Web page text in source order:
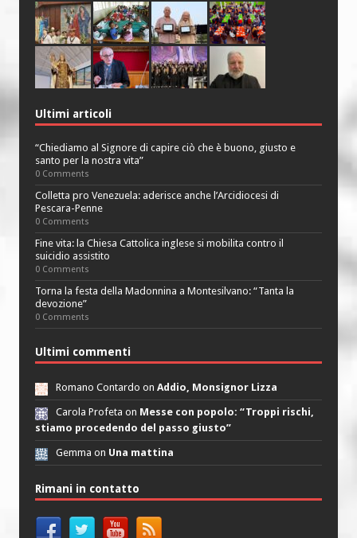
Ultimi articoli
“Chiediamo al Signore di capire ciò che è buono, giusto e
santo per la nostra vita”
0 Comments
Colletta pro Venezuela: aderisce anche l’Arcidiocesi di
Pescara-Penne
0 Comments
Fine vita: la Chiesa Cattolica inglese si mobilita contro il
suicidio assistito
0 Comments
Torna la festa della Madonnina a Montesilvano: “Tanta la
devozione”
0 Comments
Ultimi commenti
Romano Contardo on Addio, Monsignor Lizza
Carola Profeta on Messe con popolo: “Troppi rischi,
stiamo procedendo del passo giusto”
Gemma on Una mattina
Rimani in contatto